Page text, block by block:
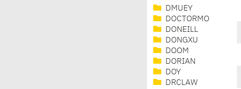
DMUEY
DOCTORMO
DONEILL
DONGXU
DOOM
DORIAN
DOY
DRCLAW